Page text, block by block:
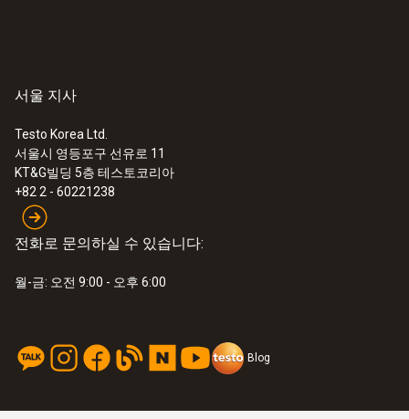
서울 지사
Testo Korea Ltd.
서울시 영등포구 선유로 11
KT&G빌딩 5층 테스토코리아
+82 2 - 60221238
전화로 문의하실 수 있습니다:
월-금: 오전 9:00 - 오후 6:00
Blog